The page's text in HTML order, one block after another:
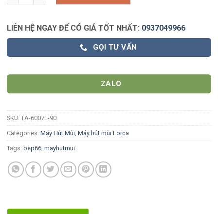
LIÊN HỆ NGAY ĐỂ CÓ GIÁ TỐT NHẤT: 0937049966
GỌI TƯ VẤN
ZALO
SKU: TA-6007E-90
Categories: Máy Hút Mùi Máy hút mùi Lorca
Tags: bep66 mayhutmui